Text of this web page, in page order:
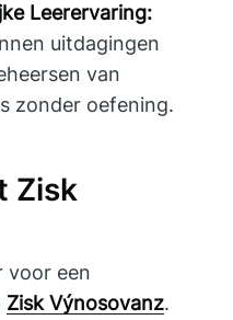
Leerervaring:
uitdagingen
van
zonder oefening.
Zisk
voor een
Zisk Výnosovanz.